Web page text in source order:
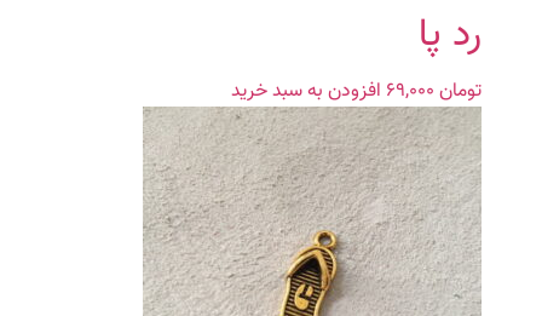
رد پا
تومان افزودن به سبد خرید